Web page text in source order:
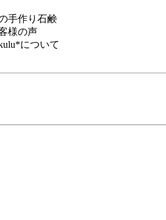
手作り石鹸
様の声
について